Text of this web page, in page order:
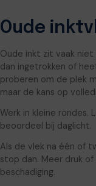
Oude
Oude inkt zit vaak
dan ingetrokken of
proberen om de plek
maar de kans op
Werk in kleine rondes.
beoordeel bij daglicht.
Als de vlek na één of
stop dan. Meer druk
beschadiging.